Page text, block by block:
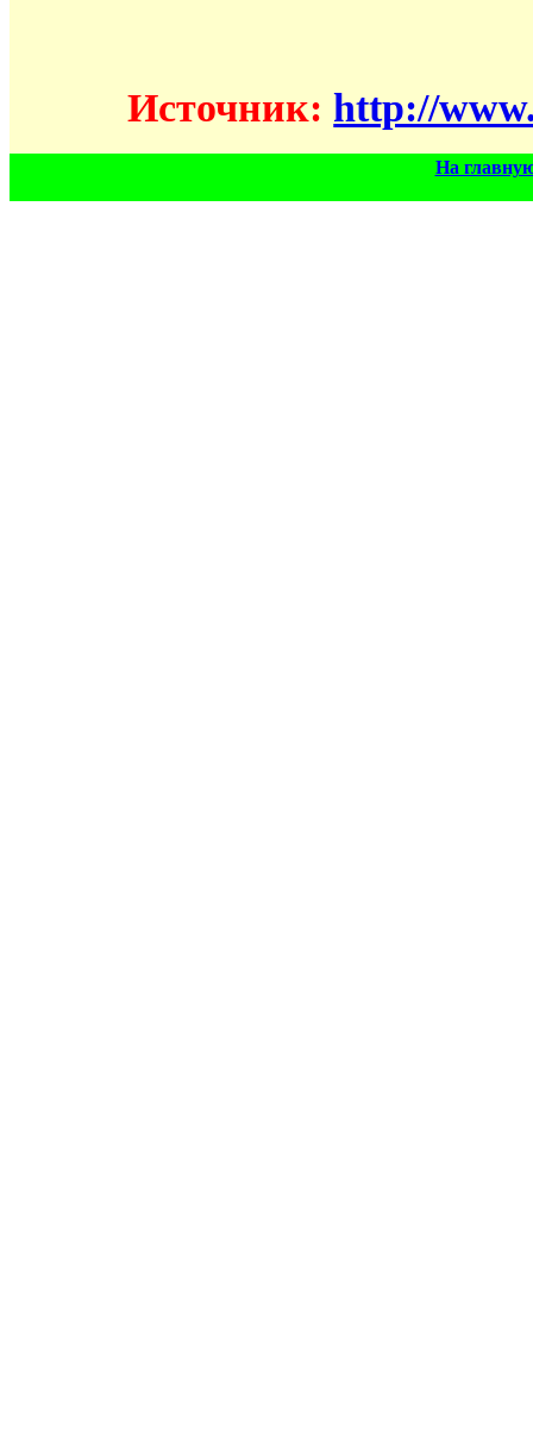
Источник:http://
На